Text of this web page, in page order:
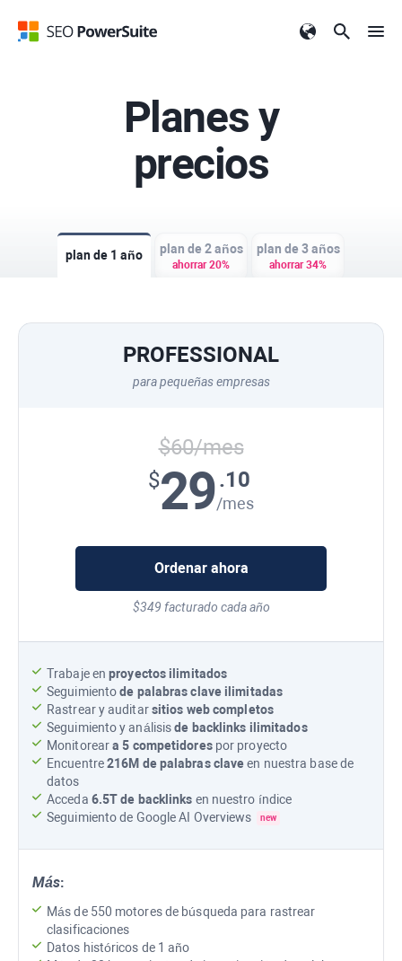
Planes y
precios
plan de 1 año plan de 2 años
ahorrar 20%
plan de 3 años
ahorrar 34%
PROFESSIONAL
para pequeñas empresas
$60/mes
$29.10
/mes
Ordenar ahora
$349 facturado cada año
Trabaje enproyectos ilimitados
Seguimientode palabras clave ilimitadas
Rastrear y auditarsitios web completos
Seguimiento y análisisde backlinks ilimitados
Monitoreara 5 competidorespor proyecto
Encuentre216M de palabras claveen nuestra base de
datos
Acceda 6.5Tde backlinks en nuestro índice
Seguimiento de Google AI Overviews new
Más:
Más de 550 motores de búsqueda para rastrear
clasificaciones
Datos históricos de 1 año